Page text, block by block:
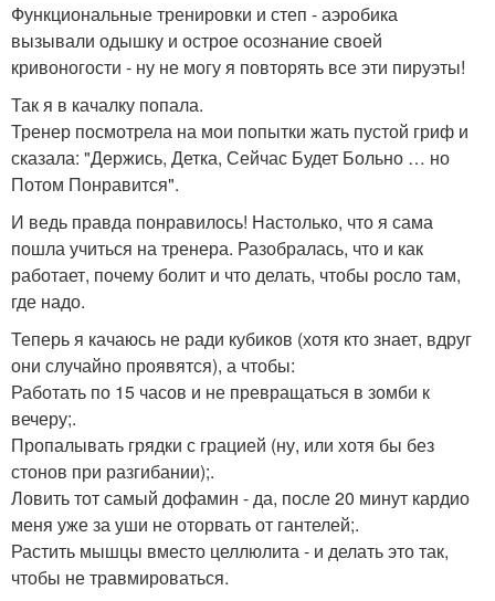
Функциональные тренировки и степ - аэробика
вызывали одышку и острое осознание своей
кривоногости - ну не могу я повторять все эти пируэты!
Так я в качалку попала.
Тренер посмотрела на мои попытки жать пустой гриф и
сказала: "Держись, Детка, Сейчас Будет Больно … но
Потом Понравится".
И ведь правда понравилось! Настолько, что я сама
пошла учиться на тренера. Разобралась, что и как
работает, почему болит и что делать, чтобы росло там,
где надо.
Теперь я качаюсь не ради кубиков (хотя кто знает, вдруг
они случайно проявятся), а чтобы:
Работать по 15 часов и не превращаться в зомби к
вечеру;.
Пропалывать грядки с грацией (ну, или хотя бы без
стонов при разгибании);.
Ловить тот самый дофамин - да, после 20 минут кардио
меня уже за уши не оторвать от гантелей;.
Растить мышцы вместо целлюлита - и делать это так,
чтобы не травмироваться.